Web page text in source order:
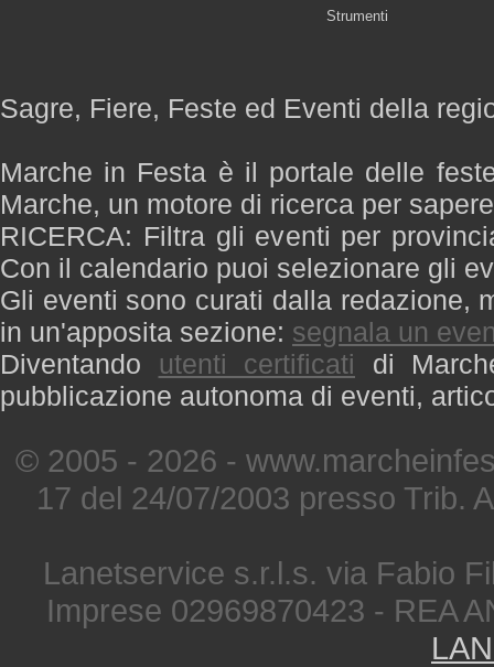
Strumenti
Sagre, Fiere, Feste ed Eventi della
Marche in Festa è il portale delle
Marche, un motore di ricerca per
RICERCA: Filtra gli eventi per
Con il calendario puoi selezionare gli
Gli eventi sono curati dalla redazione,
in un'apposita sezione: segnala un
Diventando utenti certificati di
pubblicazione autonoma di eventi,
© 2005 - 2026 -
17 del 24/07/2003 presso Trib.
Lanetservice s.r.l.s. via Fabio
Imprese 02969870423 - REA